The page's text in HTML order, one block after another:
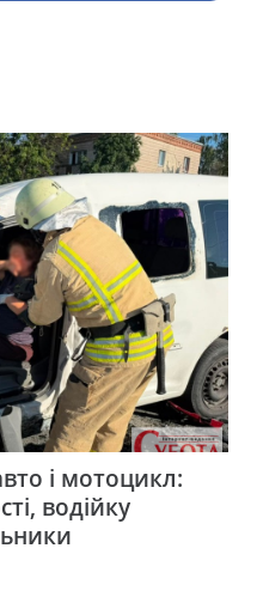
і мотоцикл:
водійку